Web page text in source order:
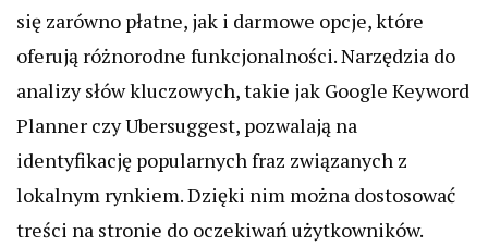
się zarówno płatne, jak i darmowe opcje, które
oferują różnorodne funkcjonalności. Narzędzia do
analizy słów kluczowych, takie jak Google Keyword
Planner czy Ubersuggest, pozwalają na
identyfikację popularnych fraz związanych z
lokalnym rynkiem. Dzięki nim można dostosować
treści na stronie do oczekiwań użytkowników.